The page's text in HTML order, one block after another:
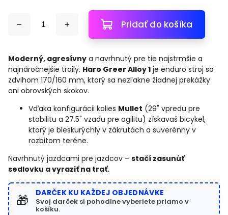
Pridať do košíka
Moderný, agresívny a navrhnutý pre tie najstrmšie a
najnáročnejšie traily. Haro Greer Alloy 1 je enduro stroj so
zdvihom 170/160 mm, ktorý sa nezľakne žiadnej prekážky
ani obrovských skokov.
Vďaka konfigurácii kolies Mullet (29" vpredu pre
stabilitu a 27.5" vzadu pre agilitu) získavaš bicykel,
ktorý je bleskurýchly v zákrutách a suverénny v
rozbitom teréne.
Navrhnutý jazdcami pre jazdcov – stačí zasunúť
sedlovku a vyraziť na trať.
🎁 DARČEK KU KAŽDEJ OBJEDNÁVKE
Svoj darček si pohodlne vyberiete priamo v
košíku.